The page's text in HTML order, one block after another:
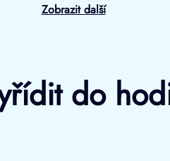
Zobrazit další
do